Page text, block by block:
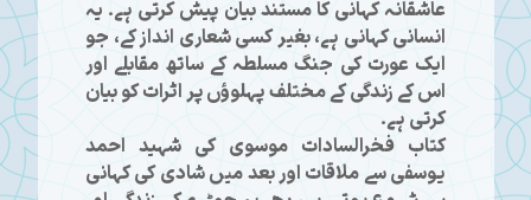
عاشقانہ کہانی کا مستند بیان پیش کرتی ہے۔ یہ
انسانی کہانی ہے، بغیر کسی شعاری انداز کے، جو
ایک عورت کی جنگ مسلطہ کے ساتھ مقابلے اور
اس کے زندگی کے مختلف پہلوؤں پر اثرات کو بیان
کرتی ہے۔
کتاب فخرالسادات موسوی کی شہید احمد
یوسفی سے ملاقات اور بعد میں شادی کی کہانی